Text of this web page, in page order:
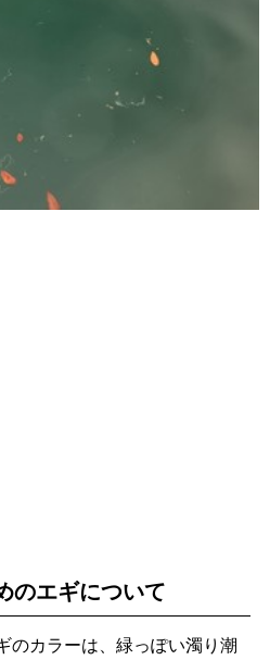
のエギについて
のカラーは、緑っぽい濁り潮